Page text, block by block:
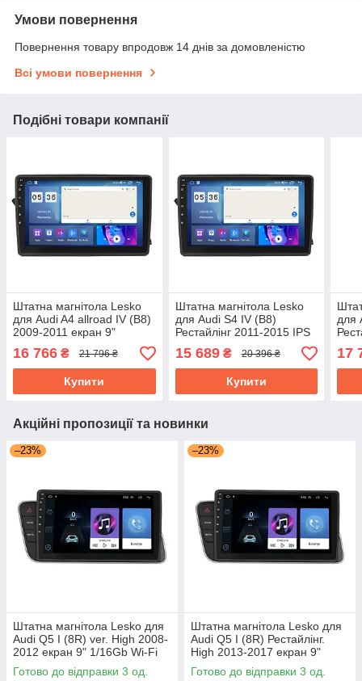
Умови повернення
Повернення товару впродовж 14 днів за домовленістю
Всі умови повернення
Подібні товари компанії
Штатна магнітола Lesko
для Audi A4 allroad IV (B8)
2009-2011 екран 9"
4/64Gb CarPlay 4G Wi-Fi
GPS Prime
16 766 ₴ 21 796 ₴
Купити
Штатна магнітола Lesko
для Audi S4 IV (B8)
Рестайлінг 2011-2015 IPS
9" 2/32Gb CarPlay 4G Wi-
Fi GPS Prime
15 689₴ 20 396 ₴
Купити
для
9"
Fi
17
Акційні пропозиції та новинки
–23%
Штатна магнітола Lesko для
Audi Q5 I (8R) ver. High 2008-
2012 екран 9" 1/16Gb Wi-Fi
GPS Base
Готово до відправки 3 од.
–23%
Штатна магнітола Lesko для
Audi Q5 I (8R) Рестайлінг.
High 2013-2017 екран 9"
1/16Gb Wi-Fi GPS Base
Готово до відправки 3 од.